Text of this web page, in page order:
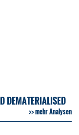
DEMATERIALISED
mehr Analysen